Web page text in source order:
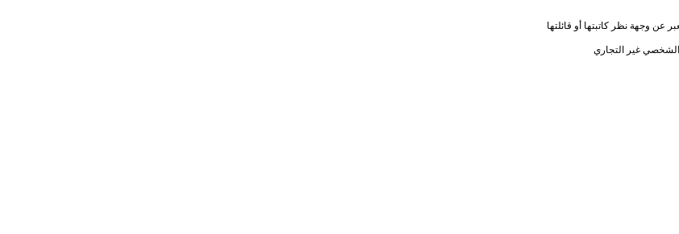
عن وجهة نظر كاتبتها أو قائلتها
الشخصي غير التجاري